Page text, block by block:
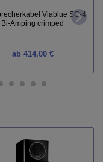
Viablue SC-4
Bi-Amping crimped
ab414,00 €